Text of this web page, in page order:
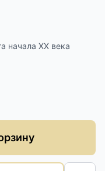
начала XX века